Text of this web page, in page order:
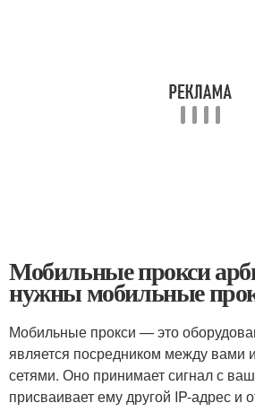
Мобильные прокси
нужны мобильные
Мобильные прокси — это
является посредником между вами
сетями. Оно принимает сигнал с
присваивает ему другой IP-адрес и